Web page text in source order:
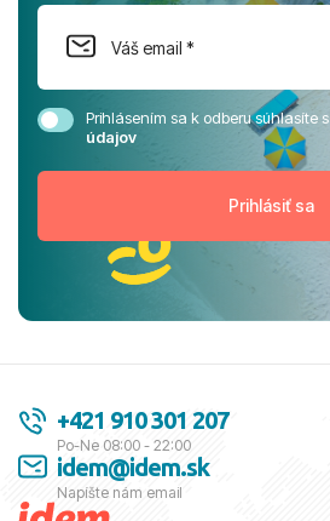
Prihlásením sa k odberu súhlasíte s
údajov
+421 910 301 207
Po-Ne 08:00 - 22:00
idem@idem.sk
Napíšte nám email